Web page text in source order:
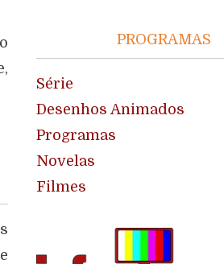
PROGRAMAS
Série
Desenhos Animados
Programas
Novelas
Filmes